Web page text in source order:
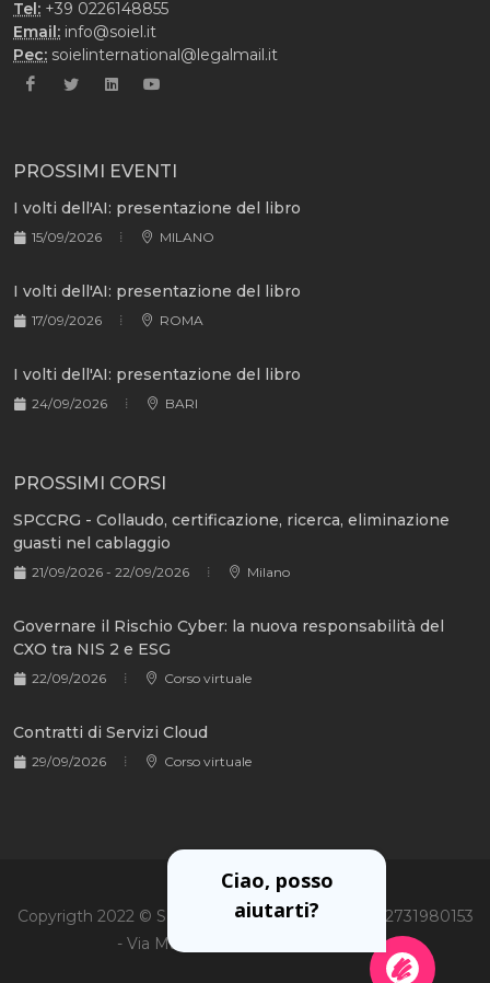
Tel: +39 0226148855
Email: info@soiel.it
Pec: soielinternational@legalmail.it
PROSSIMI EVENTI
I volti dell'AI: presentazione del libro
15/09/2026 MILANO
I volti dell'AI: presentazione del libro
17/09/2026 ROMA
I volti dell'AI: presentazione del libro
24/09/2026 BARI
PROSSIMI CORSI
SPCCRG - Collaudo, certificazione, ricerca, eliminazione
guasti nel cablaggio
21/09/2026 - 22/09/2026 Milano
Governare il Rischio Cyber: la nuova responsabilità del
CXO tra NIS 2 e ESG
22/09/2026 Corso virtuale
Contratti di Servizi Cloud
29/09/2026 Corso virtuale
Copyrigth 2022 © Soiel International Srl - P.Iva 02731980153
- Via Martiri Oscuri 3, 20125 Milano
Ciao, posso
aiutarti?